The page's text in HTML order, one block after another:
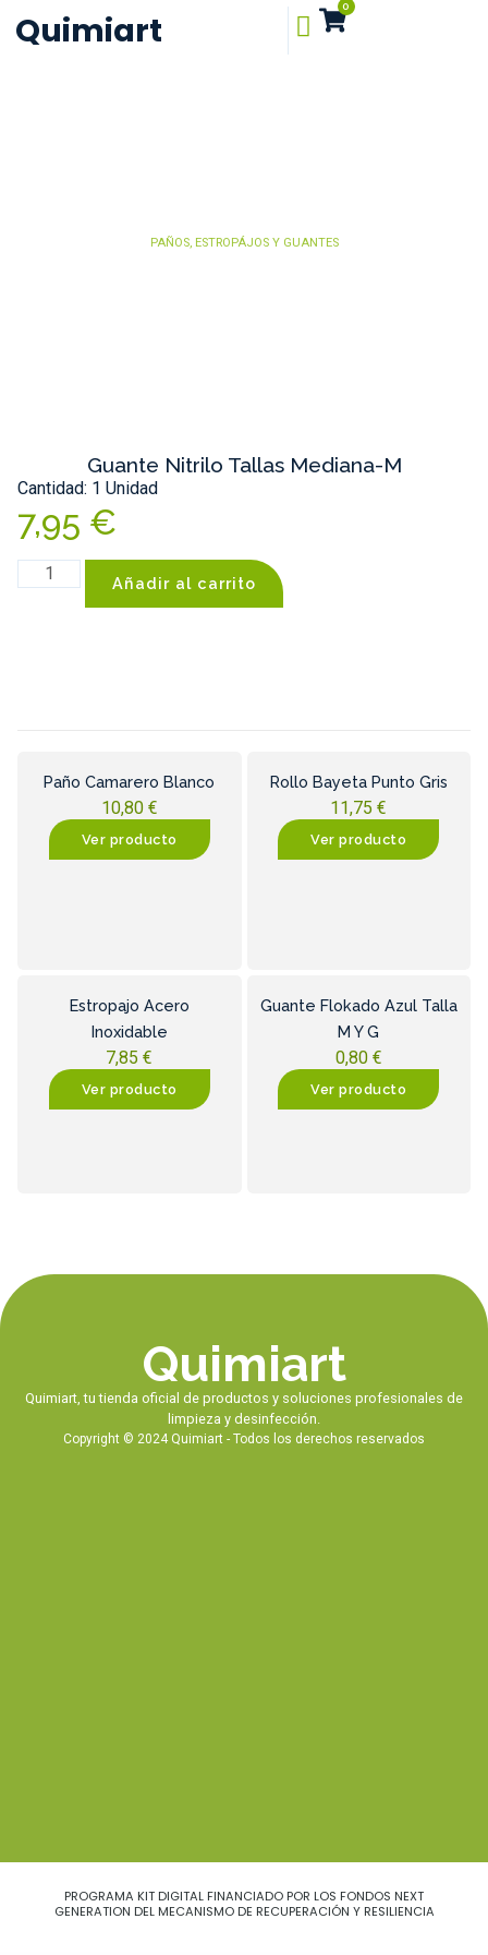
Quimiart
0
PAÑOS, ESTROPÁJOS Y GUANTES
Guante Nitrilo Tallas Mediana-M
Cantidad: 1 Unidad
7,95 €
Añadir al carrito
Paño Camarero Blanco
10,80 €
Ver producto
Rollo Bayeta Punto Gris
11,75€
Ver producto
Estropajo Acero
Inoxidable
7,85€
Ver producto
Guante Flokado Azul Talla
M Y G
0,80 €
Ver producto
Quimiart
Quimiart, tu tienda oficial de productos y soluciones profesionales de
limpieza y desinfección.
Copyright © 2024 Quimiart - Todos los derechos reservados
PROGRAMA KIT DIGITAL FINANCIADO POR LOS FONDOS NEXT
GENERATION DEL MECANISMO DE RECUPERACIÓN Y RESILIENCIA